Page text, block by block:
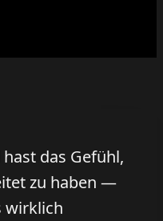
das Gefühl,
zu haben —
wirklich